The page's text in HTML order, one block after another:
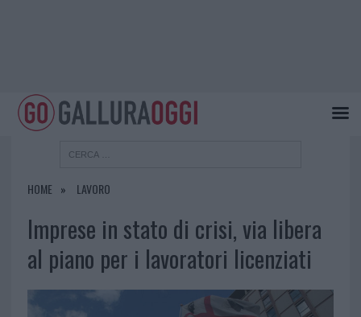
HOME LAVORO
Imprese in stato di crisi, via libera
al piano per i lavoratori licenziati